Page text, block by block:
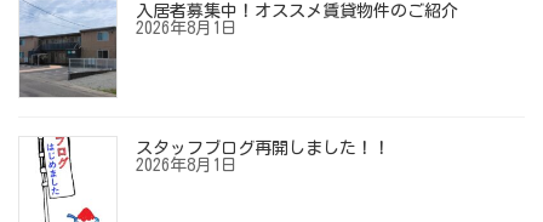
入居者募集中！オススメ賃貸物件のご紹介
2026年8月1日
スタッフブログ再開しました！！
2026年8月1日